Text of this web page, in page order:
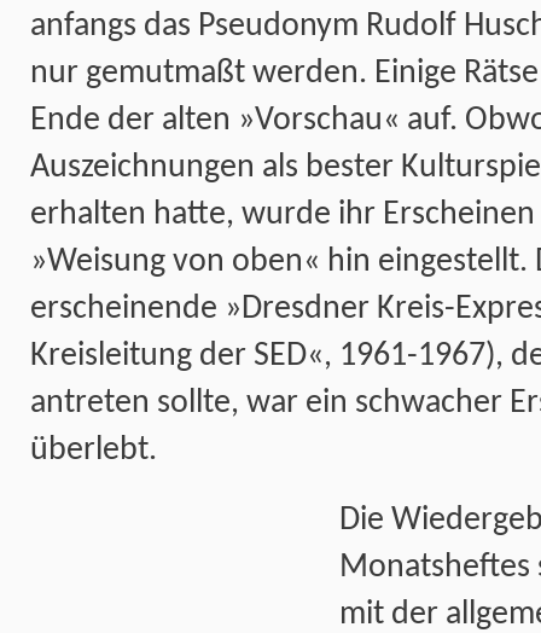
anfangs das Pseudonym Rudolf
nur gemutmaßt werden. Einige
Ende der alten »Vorschau« auf.
Auszeichnungen als bester
erhalten hatte, wurde ihr Erscheinen
»Weisung von oben« hin
erscheinende »Dresdner Kreis-
Kreisleitung der SED«, 1961-1967),
antreten sollte, war ein schwacher
überlebt.
Die
Monatsheftes
mit der